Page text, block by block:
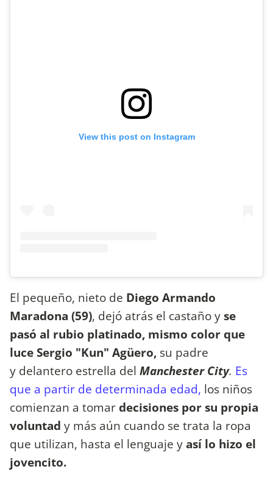
View this post on Instagram
El pequeño, nieto de Diego Armando
Maradona (59), dejó atrás el castaño yse
pasó al rubio platinado, mismo color que
luceSergio "Kun" Agüero, su padre
y delantero estrella del Manchester City. Es
que a partir de determinada edad, los niños
comienzan a tomardecisiones por su propia
voluntad y más aún cuando se trata la ropa
que utilizan, hasta el lenguaje yasí lo hizo el
jovencito.